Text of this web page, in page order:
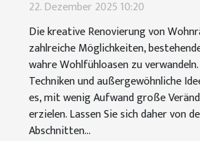
transformieren
22. Dezember 2025 10:20
Die kreative Renovierung von
zahlreiche Möglichkeiten,
wahre Wohlfühloasen zu
Techniken und außergewöhnliche
es, mit wenig Aufwand große
erzielen. Lassen Sie sich daher von
Abschnitten...